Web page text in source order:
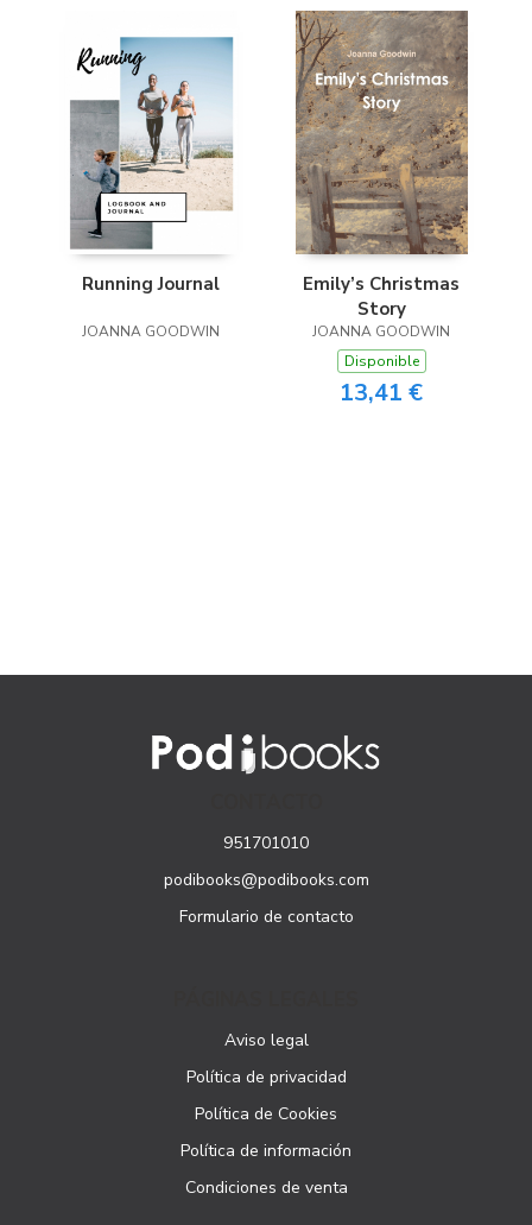
Running Journal
JOANNA GOODWIN
Emily’s Christmas
Story
JOANNA GOODWIN
Disponible
13,41 €
951701010
podibooks@podibooks.com
Formulario de contacto
Aviso legal
Política de privacidad
Política de Cookies
Política de información
Condiciones de venta